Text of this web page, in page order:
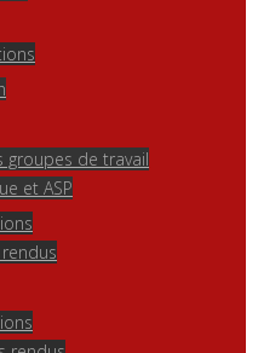
groupes de travail
et ASP